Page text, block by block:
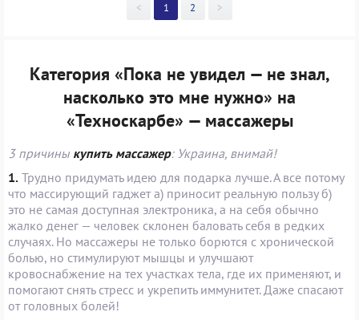
< 1 2 >
Категория «Пока не увидел — не знал,
насколько это мне нужно» на
«Техноскарбе» — массажеры
3 причины купить массажер: Украина, внимай!
1. Трудно придумать идею для подарка лучше. А все потому
что массирующий гаджет а) приносит реальную пользу б)
это не самая доступная электроника, а на себя обычно
жалко денег — человек склонен баловать себя в редких
случаях. Но массажеры не только борются с хронической
болью, но стимулируют мышцы и улучшают
кровоснабжение на тех участках тела, где их применяют, и
помогают снять стресс и укрепить иммунитет. Даже спасают
от головных болей!